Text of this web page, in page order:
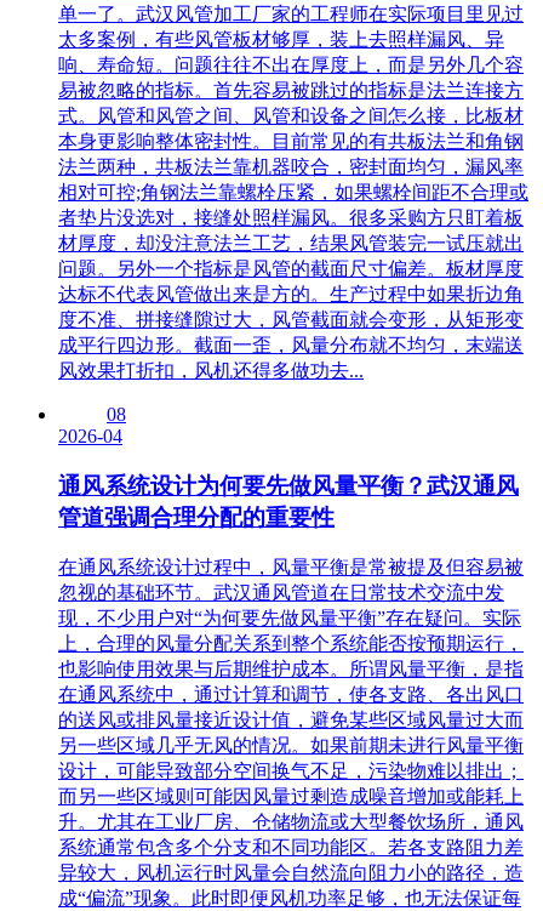
单一了。武汉风管加工厂家的工程师在实际项目里见过
太多案例，有些风管板材够厚，装上去照样漏风、异
响、寿命短。问题往往不出在厚度上，而是另外几个容
易被忽略的指标。首先容易被跳过的指标是法兰连接方
式。风管和风管之间、风管和设备之间怎么接，比板材
本身更影响整体密封性。目前常见的有共板法兰和角钢
法兰两种，共板法兰靠机器咬合，密封面均匀，漏风率
相对可控;角钢法兰靠螺栓压紧，如果螺栓间距不合理或
者垫片没选对，接缝处照样漏风。很多采购方只盯着板
材厚度，却没注意法兰工艺，结果风管装完一试压就出
问题。另外一个指标是风管的截面尺寸偏差。板材厚度
达标不代表风管做出来是方的。生产过程中如果折边角
度不准、拼接缝隙过大，风管截面就会变形，从矩形变
成平行四边形。截面一歪，风量分布就不均匀，末端送
风效果打折扣，风机还得多做功去...
08
2026-04
通风系统设计为何要先做风量平衡？武汉通风
管道强调合理分配的重要性
在通风系统设计过程中，风量平衡是常被提及但容易被
忽视的基础环节。武汉通风管道在日常技术交流中发
现，不少用户对“为何要先做风量平衡”存在疑问。实际
上，合理的风量分配关系到整个系统能否按预期运行，
也影响使用效果与后期维护成本。所谓风量平衡，是指
在通风系统中，通过计算和调节，使各支路、各出风口
的送风或排风量接近设计值，避免某些区域风量过大而
另一些区域几乎无风的情况。如果前期未进行风量平衡
设计，可能导致部分空间换气不足，污染物难以排出；
而另一些区域则可能因风量过剩造成噪音增加或能耗上
升。尤其在工业厂房、仓储物流或大型餐饮场所，通风
系统通常包含多个分支和不同功能区。若各支路阻力差
异较大，风机运行时风量会自然流向阻力小的路径，造
成“偏流”现象。此时即便风机功率足够，也无法保证每